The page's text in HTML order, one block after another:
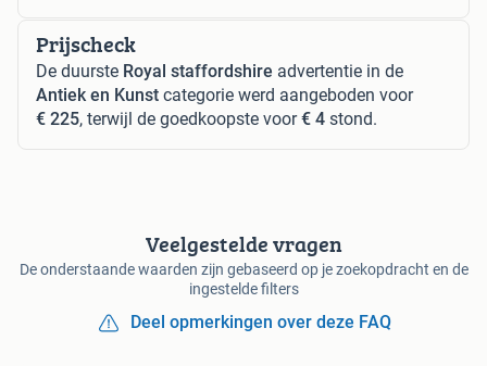
Prijscheck
De duurste Royal staffordshire advertentie in de
Antiek en Kunst categorie werd aangeboden voor
€ 225, terwijl de goedkoopste voor€ 4 stond.
Veelgestelde vragen
De onderstaande waarden zijn gebaseerd op je zoekopdracht en de
ingestelde filters
Deel opmerkingen over deze FAQ